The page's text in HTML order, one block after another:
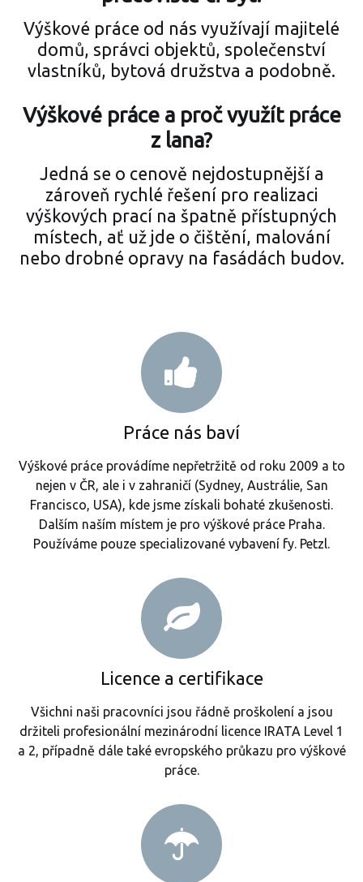
Výškové práce od nás využívají majitelé
domů, správci objektů, společenství
vlastníků, bytová družstva a podobně.
Výškové práce a proč využít práce
z lana?
Jedná se o cenově nejdostupnější a
zároveň rychlé řešení pro realizaci
výškových prací na špatně přístupných
místech, ať už jde o čištění, malování
nebo drobné opravy na fasádách budov.
Práce nás baví
Výškové práce provádíme nepřetržitě od roku 2009 a to
nejen v ČR, ale i v zahraničí (Sydney, Austrálie, San
Francisco, USA), kde jsme získali bohaté zkušenosti.
Dalším naším místem je pro výškové práce Praha.
Používáme pouze specializované vybavení fy. Petzl.
Licence a certifikace
Všichni naši pracovníci jsou řádně proškolení a jsou
držiteli profesionální mezinárodní licence IRATA Level 1
a 2, případně dále také evropského průkazu pro výškové
práce.